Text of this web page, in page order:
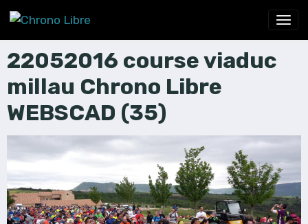
22052016 course viaduc
millau Chrono Libre
WEBSCAD (35)